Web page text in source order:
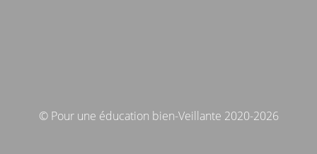
© Pour une éducation bien-Veillante 2020-2026